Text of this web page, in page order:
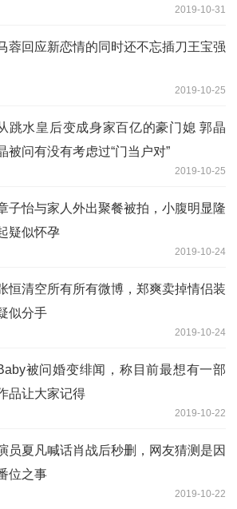
2019-10-31
蓉回应新恋情的同时还不忘插刀王宝强
2019-10-25
跳水皇后变成身家百亿的豪门媳 郭晶
被问有没有考虑过“门当户对”
2019-10-25
子怡与家人外出聚餐被拍，小腹明显隆
疑似怀孕
2019-10-24
恒清空所有所有微博，郑爽卖掉情侣装
似分手
2019-10-24
被问婚变绯闻，称目前最想有一部
品让大家记得
2019-10-22
员夏凡喊话肖战后秒删，网友猜测是因
位之事
2019-10-22